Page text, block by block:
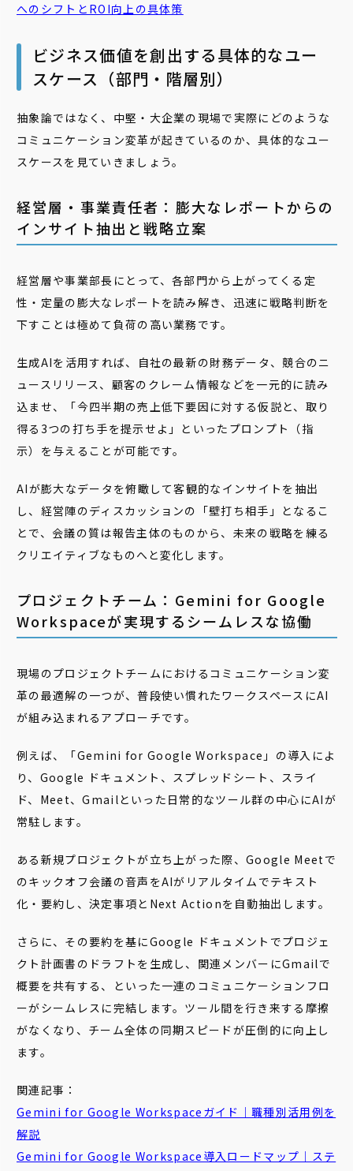
へのシフトとROI向上の具体策
ビジネス価値を創出する具体的なユー
スケース（部門・階層別）
抽象論ではなく、中堅・大企業の現場で実際にどのような
コミュニケーション変革が起きているのか、具体的なユー
スケースを見ていきましょう。
経営層・事業責任者：膨大なレポートからの
インサイト抽出と戦略立案
経営層や事業部長にとって、各部門から上がってくる定
性・定量の膨大なレポートを読み解き、迅速に戦略判断を
下すことは極めて負荷の高い業務です。
生成AIを活用すれば、自社の最新の財務データ、競合のニ
ュースリリース、顧客のクレーム情報などを一元的に読み
込ませ、「今四半期の売上低下要因に対する仮説と、取り
得る3つの打ち手を提示せよ」といったプロンプト（指
示）を与えることが可能です。
AIが膨大なデータを俯瞰して客観的なインサイトを抽出
し、経営陣のディスカッションの「壁打ち相手」となるこ
とで、会議の質は報告主体のものから、未来の戦略を練る
クリエイティブなものへと変化します。
プロジェクトチーム：Gemini for Google
Workspaceが実現するシームレスな協働
現場のプロジェクトチームにおけるコミュニケーション変
革の最適解の一つが、普段使い慣れたワークスペースにAI
が組み込まれるアプローチです。
例えば、「Gemini for Google Workspace」の導入によ
り、Google ドキュメント、スプレッドシート、スライ
ド、Meet、Gmailといった日常的なツール群の中心にAIが
常駐します。
ある新規プロジェクトが立ち上がった際、Google Meetで
のキックオフ会議の音声をAIがリアルタイムでテキスト
化・要約し、決定事項とNext Actionを自動抽出します。
さらに、その要約を基にGoogle ドキュメントでプロジェ
クト計画書のドラフトを生成し、関連メンバーにGmailで
概要を共有する、といった一連のコミュニケーションフロ
ーがシームレスに完結します。ツール間を行き来する摩擦
がなくなり、チーム全体の同期スピードが圧倒的に向上し
ます。
関連記事：
Gemini for Google Workspaceガイド｜職種別活用例を
解説
Gemini for Google Workspace導入ロードマップ｜ステ